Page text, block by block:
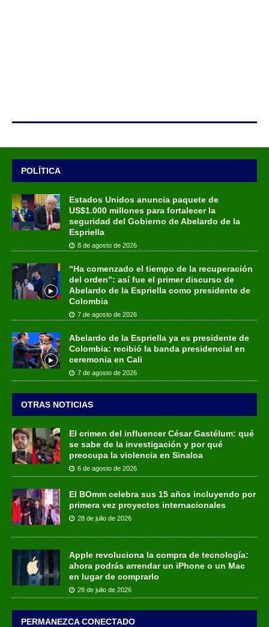
POLÍTICA
Estados Unidos anuncia paquete de
US$1.000 millones para fortalecer la
seguridad del Gobierno de Abelardo de la
Espriella
8 de agosto de 2026
“Ha comenzado el tiempo de la recuperación
del orden”: así fue el primer discurso de
Abelardo de la Espriella como presidente de
Colombia
7 de agosto de 2026
Abelardo de la Espriella ya es presidente de
Colombia: recibió la banda presidencial en
ceremonia en Cali
7 de agosto de 2026
OTRAS NOTICIAS
El crimen del influencer César Gastélum: qué
se sabe de la investigación y por qué
preocupa la violencia en Sinaloa
6 de agosto de 2026
El BOmm celebra sus 15 años incluyendo por
primera vez proyectos internacionales
28 de julio de 2026
Apple revoluciona la compra de tecnología:
ahora podrás arrendar un iPhone o un Mac
en lugar de comprarlo
28 de julio de 2026
PERMANEZCA CONECTADO